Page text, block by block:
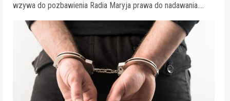
wzywa do pozbawienia Radia Maryja prawa do nadawania.…